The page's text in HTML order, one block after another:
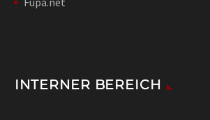
INTERNER BEREICH